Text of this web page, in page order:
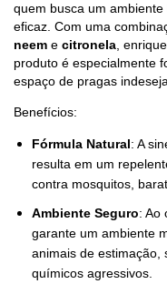
quem busca um
eficaz. Com uma
neem e citronela,
produto é especialmente
espaço de pragas
Benefícios:
Fórmula Natural: A
resulta em um
contra mosquitos,
Ambiente Seguro: Ao
garante um ambiente
animais de estimação,
químicos agressivos.